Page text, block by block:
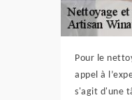
Pour le
appel à
s'agit d'une